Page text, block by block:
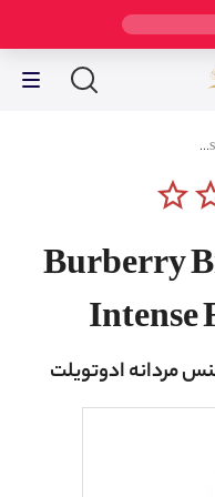
Burberry Brit Rhythm Him Intense For Men EDT
star_border
Burberry
Intense
مردانه ادوتویلت